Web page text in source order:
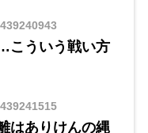
こういう戦い方
はありけんの縄